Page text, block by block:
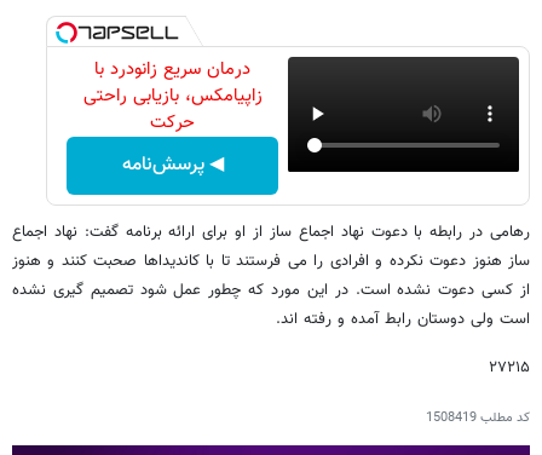
درمان سریع زانودرد با
زاپیامکس، بازیابی راحتی
حرکت
◀ پرسش‌نامه
رهامی در رابطه با دعوت نهاد اجماع ساز از او برای ارائه برنامه گفت: نهاد اجماع
ساز هنوز دعوت نکرده و افرادی را می فرستند تا با کاندیداها صحبت کنند و هنوز
از کسی دعوت نشده است. در این مورد که چطور عمل شود تصمیم گیری نشده
است ولی دوستان رابط آمده و رفته اند.
۲۷۲۱۵
کد مطلب1508419